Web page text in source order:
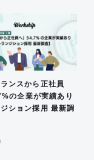
ランスから正社員
の企業が実績あり
ジション採用 最新調